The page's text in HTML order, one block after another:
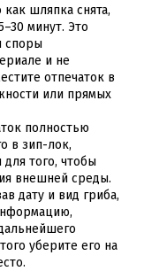
как шляпка снята,
минут. Это
споры
и не
отпечаток в
или прямых
полностью
в зип-лок,
того, чтобы
внешней среды.
дату и вид гриба,
уберите его на